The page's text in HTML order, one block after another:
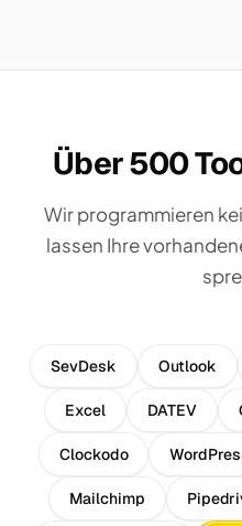
Über 500
Wir programmieren
lassen Ihre
SevDesk Outlook
Excel DATEV
Clockodo
Mailchimp